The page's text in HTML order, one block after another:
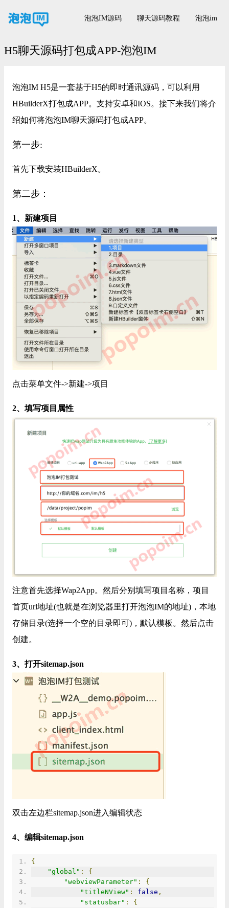
泡泡IM源码 聊天源码教程 泡泡im
H5聊天源码打包成APP-泡泡IM
泡泡IM H5是一套基于H5的即时通讯源码，可以利用
HBuilderX打包成APP。支持安卓和IOS。接下来我们将介
绍如何将泡泡IM聊天源码打包成APP。
第一步:
首先下载安装HBuilderX。
第二步：
1、新建项目
点击菜单文件->新建->项目
2、填写项目属性
注意首先选择Wap2App。然后分别填写项目名称，项目
首页url地址(也就是在浏览器里打开泡泡IM的地址)，本地
存储目录(选择一个空的目录即可)，默认模板。然后点击
创建。
3、打开sitemap.json
双击左边栏sitemap.json进入编辑状态
4、编辑sitemap.json
{
"global" :
{
"webviewParameter" :
{
"titleNView" : false ,
"statusbar" :
{